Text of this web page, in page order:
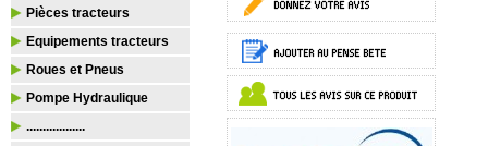
Pièces tracteurs
Equipements tracteurs
Roues et Pneus
Pompe Hydraulique
..................